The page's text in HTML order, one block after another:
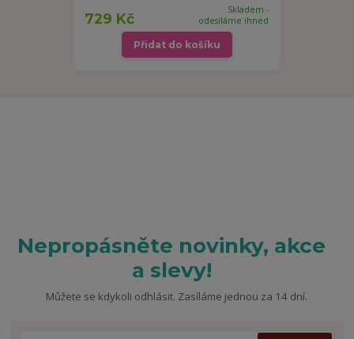
729 Kč
Skladem -
odesíláme ihned
Přidat do košíku
Nepropásněte novinky, akce
a slevy!
Můžete se kdykoli odhlásit. Zasíláme jednou za 14 dní.